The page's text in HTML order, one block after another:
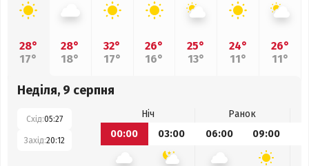
28°
17°
28°
18°
32°
17°
26°
16°
25°
13°
24°
11°
26°
11°
Неділя, 9 серпня
Схід:05:27
Захід:20:12
Ніч
Ранок
00:00
03:00 06:00 09:00